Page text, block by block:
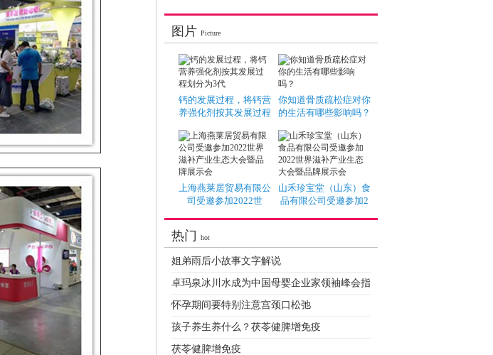
图片 Picture
钙的发展过程，将钙营
养强化剂按其发展过程
你知道骨质疏松症对你
的生活有哪些影响吗？
上海燕莱居贸易有限公
司受邀参加2022世
山禾珍宝堂（山东）食
品有限公司受邀参加2
热门 hot
姐弟雨后小故事文字解说
卓玛泉冰川水成为中国母婴企业家领袖峰会指
怀孕期间要特别注意宫颈口松弛
孩子养生养什么？茯苓健脾增免疫
茯苓健脾增免疫